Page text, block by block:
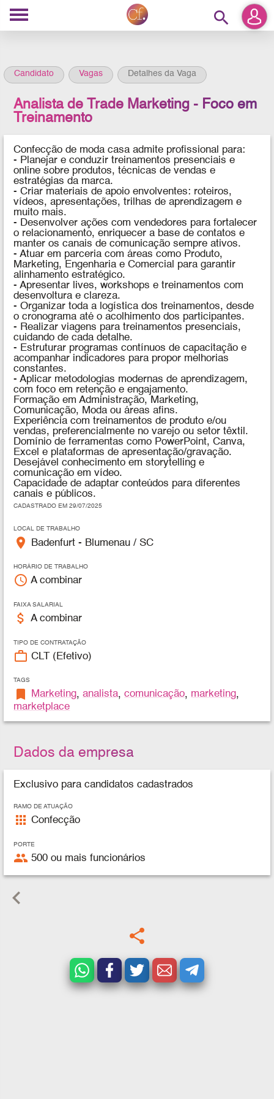
search
Candidato Vagas Detalhes da Vaga
Analista de Trade Marketing - Foco em
Treinamento
Confecção de moda casa admite profissional para:
- Planejar e conduzir treinamentos presenciais e
online sobre produtos, técnicas de vendas e
estratégias da marca.
- Criar materiais de apoio envolventes: roteiros,
vídeos, apresentações, trilhas de aprendizagem e
muito mais.
- Desenvolver ações com vendedores para fortalecer
o relacionamento, enriquecer a base de contatos e
manter os canais de comunicação sempre ativos.
- Atuar em parceria com áreas como Produto,
Marketing, Engenharia e Comercial para garantir
alinhamento estratégico.
- Apresentar lives, workshops e treinamentos com
desenvoltura e clareza.
- Organizar toda a logística dos treinamentos, desde
o cronograma até o acolhimento dos participantes.
- Realizar viagens para treinamentos presenciais,
cuidando de cada detalhe.
- Estruturar programas contínuos de capacitação e
acompanhar indicadores para propor melhorias
constantes.
- Aplicar metodologias modernas de aprendizagem,
com foco em retenção e engajamento.
Formação em Administração, Marketing,
Comunicação, Moda ou áreas afins.
Experiência com treinamentos de produto e/ou
vendas, preferencialmente no varejo ou setor têxtil.
Domínio de ferramentas como PowerPoint, Canva,
Excel e plataformas de apresentação/gravação.
Desejável conhecimento em storytelling e
comunicação em vídeo.
Capacidade de adaptar conteúdos para diferentes
canais e públicos.
CADASTRADO EM 29/07/2025
LOCAL DE TRABALHO
place Badenfurt - Blumenau / SC
HORÁRIO DE TRABALHO
access_time A combinar
FAIXA SALARIAL
attach_money A combinar
TIPO DE CONTRATAÇÃO
work_outline CLT (Efetivo)
TAGS
bookmark Marketing,analista,comunicação, marketing,
marketplace
Dados da empresa
Exclusivo para candidatos cadastrados
RAMO DE ATUAÇÃO
apps Confecção
PORTE
people 500 ou mais funcionários
keyboard_arrow_left
share